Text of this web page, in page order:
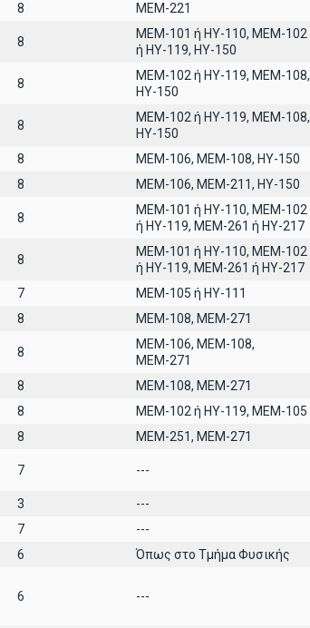
8 MEM-221
8
ΜΕΜ-101 ή ΗΥ-110, MEM-102
ή ΗΥ-119, ΗΥ-150
8
MEM-102 ή ΗΥ-119, ΜΕΜ-108,
ΗΥ-150
8
ΜΕΜ-102 ή ΗΥ-119, ΜΕΜ-108,
ΗΥ-150
8
ΜΕΜ-106, ΜΕΜ-108, ΗΥ-150
8 ΜΕΜ-106, ΜΕΜ-211, ΗΥ-150
8
ΜΕΜ-101 ή ΗΥ-110, MEM-102
ή ΗΥ-119, ΜΕΜ-261 ή ΗΥ-217
8
ΜΕΜ-101 ή ΗΥ-110, MEM-102
ή ΗΥ-119, ΜΕΜ-261 ή ΗΥ-217
7
ΜΕΜ-105 ή ΗΥ-111
8 ΜΕΜ-108, ΜΕΜ-271
8
ΜΕΜ-106, ΜΕΜ-108,
ΜΕΜ-271
8
ΜΕΜ-108, ΜΕΜ-271
8
ΜΕΜ-102 ή ΗΥ-119, ΜΕΜ-105
8 ΜΕΜ-251, ΜΕΜ-271
7 ---
3
---
7
---
6 Όπως στο Τμήμα Φυσικής
6 ---